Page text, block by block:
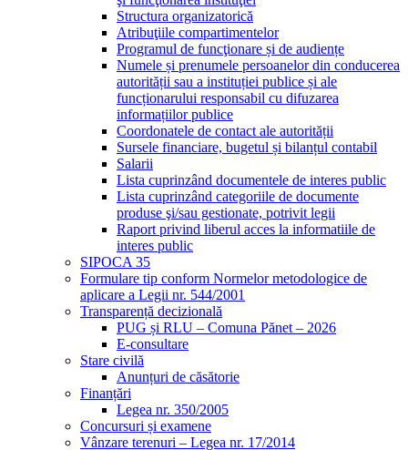
Structura organizatorică
Atribuţiile compartimentelor
Programul de funcţionare și de audiențe
Numele și prenumele persoanelor din conducerea
autorității sau a instituției publice și ale
funcționarului responsabil cu difuzarea
informațiilor publice
Coordonatele de contact ale autorității
Sursele financiare, bugetul și bilanțul contabil
Salarii
Lista cuprinzând documentele de interes public
Lista cuprinzând categoriile de documente
produse şi/sau gestionate, potrivit legii
Raport privind liberul acces la informatiile de
interes public
SIPOCA 35
Formulare tip conform Normelor metodologice de
aplicare a Legii nr. 544/2001
Transparență decizională
PUG și RLU – Comuna Pănet – 2026
E-consultare
Stare civilă
Anunțuri de căsătorie
Finanțări
Legea nr. 350/2005
Concursuri și examene
Vânzare terenuri – Legea nr. 17/2014